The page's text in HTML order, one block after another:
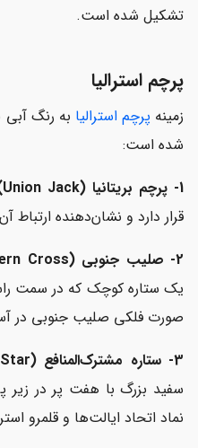
تشکیل شده است.
پرچم استرالیا
زمینه پرچم استرالیا به رنگ
شده است:
1- پرچم بریتانیا (Union Jack):
قرار دارد و نشان‌دهنده ارتباط
2- صلیب جنوبی (Southern Cross):
یک ستاره کوچک که در سمت
صورت فلکی صلیب جنوبی در
3- ستاره مشترک‌المنافع (Commonwealth Star):
سفید بزرگ با هفت پر در زیر
نماد اتحاد ایالت‌ها و قلمرو